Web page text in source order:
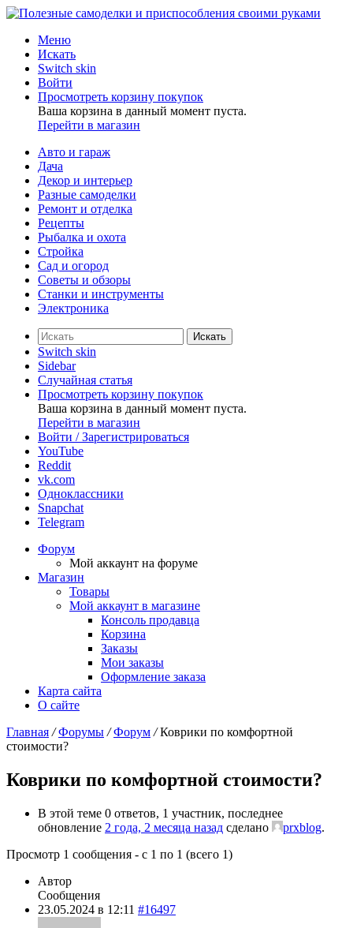
Меню
Искать
Switch skin
Войти
Просмотреть корзину покупок
Ваша корзина в данный момент пуста.
Перейти в магазин
Авто и гараж
Дача
Декор и интерьер
Разные самоделки
Ремонт и отделка
Рецепты
Рыбалка и охота
Стройка
Сад и огород
Советы и обзоры
Станки и инструменты
Электроника
Искать
Switch skin
Sidebar
Случайная статья
Просмотреть корзину покупок
Ваша корзина в данный момент пуста.
Перейти в магазин
Войти / Зарегистрироваться
YouTube
Reddit
vk.com
Одноклассники
Snapchat
Telegram
Форум
Мой аккаунт на форуме
Магазин
Товары
Мой аккаунт в магазине
Консоль продавца
Корзина
Заказы
Мои заказы
Оформление заказа
Карта сайта
О сайте
Главная / Форумы / Форум / Коврики по комфортной
стоимости?
Коврики по комфортной стоимости?
В этой теме 0 ответов, 1 участник, последнее
обновление 2 года, 2 месяца назад сделано prxblog.
Просмотр 1 сообщения - с 1 по 1 (всего 1)
Автор
Сообщения
23.05.2024 в 12:11 #16497